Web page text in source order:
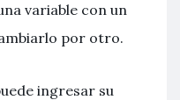
variable con un
por otro.
ingresar su